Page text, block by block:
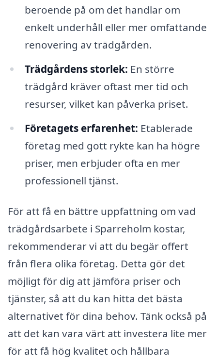
beroende på om det handlar om
enkelt underhåll eller mer omfattande
renovering av trädgården.
Trädgårdens storlek: En större
trädgård kräver oftast mer tid och
resurser, vilket kan påverka priset.
Företagets erfarenhet: Etablerade
företag med gott rykte kan ha högre
priser, men erbjuder ofta en mer
professionell tjänst.
För att få en bättre uppfattning om vad
trädgårdsarbete i Sparreholm kostar,
rekommenderar vi att du begär offert
från flera olika företag. Detta gör det
möjligt för dig att jämföra priser och
tjänster, så att du kan hitta det bästa
alternativet för dina behov. Tänk också på
att det kan vara värt att investera lite mer
för att få hög kvalitet och hållbara